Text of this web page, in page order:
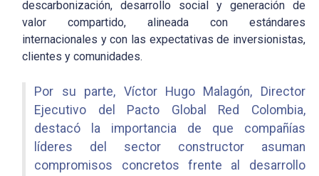
descarbonización, desarrollo social y generación de
valor compartido, alineada con estándares
internacionales y con las expectativas de inversionistas,
clientes y comunidades.
Por su parte, Víctor Hugo Malagón, Director
Ejecutivo del Pacto Global Red Colombia,
destacó la importancia de que compañías
líderes del sector constructor asuman
compromisos concretos frente al desarrollo